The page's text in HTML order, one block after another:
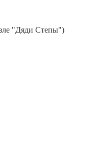
"Дяди Степы")